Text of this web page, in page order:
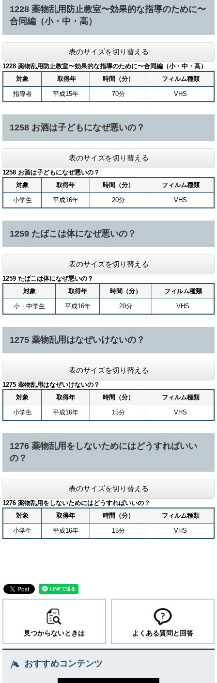
1228 薬物乱用防止教室〜効果的な指導のために〜
合同編（小・中・高）
表のサイズを切り替える
1228 薬物乱用防止教室〜効果的な指導のために〜合同編（小・中・高）
対象
取得年 時間（分） フィルム種類
指導者 平成15年 70分 VHS
1258 お酒は子どもになぜ悪いの？
表のサイズを切り替える
1258 お酒は子どもになぜ悪いの？
対象
取得年 時間（分） フィルム種類
小学生 平成16年 20分 VHS
1259 たばこは体になぜ悪いの？
表のサイズを切り替える
1259 たばこは体になぜ悪いの？
対象
取得年 時間（分） フィルム種類
小・中学生 平成16年 20分 VHS
1275 薬物乱用はなぜいけないの？
表のサイズを切り替える
1275 薬物乱用はなぜいけないの？
対象
取得年 時間（分） フィルム種類
小学生 平成16年 15分 VHS
1276 薬物乱用をしないためにはどうすればいい
の？
表のサイズを切り替える
1276 薬物乱用をしないためにはどうすればいいの？
対象
取得年 時間（分） フィルム種類
小学生 平成16年 15分 VHS
見つからないときは よくある質問と回答
おすすめコンテンツ